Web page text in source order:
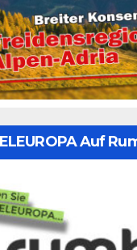
Auf